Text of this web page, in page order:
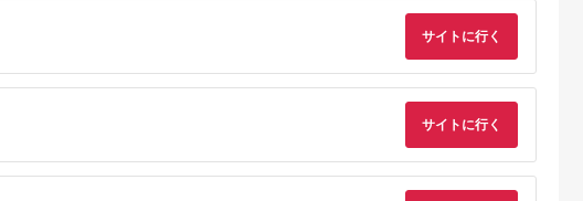
サイトに行く
サイトに行く